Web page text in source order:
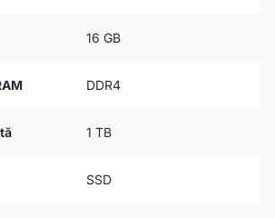
16 GB
DDR4
1 TB
SSD